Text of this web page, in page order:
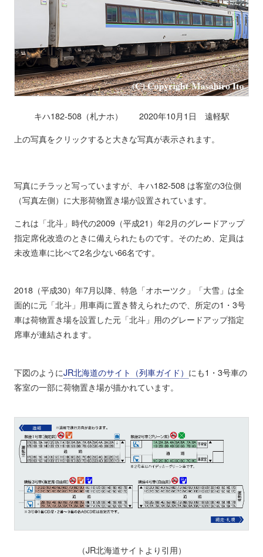
キハ182-508（札ナホ） 2020年10月1日 遠軽駅
上の写真をクリックすると大きな写真が表示されます。
写真にチラッと写っていますが、キハ182-508 は客室の3位側
（写真左側）に大形荷物置き場が設置されています。
これは「北斗」時代の2009（平成21）年2月のグレードアップ
指定席化改造のときに備えられたものです。そのため、定員は
未改造車に比べて2名少ない66名です。
2018（平成30）年7月以降、特急「オホーツク」「大雪」は全
面的に元「北斗」用車両に置き替えられたので、所定の1・3号
車は荷物置き場を設置した元「北斗」用のグレードアップ指定
席車が連結されます。
下図のようにJR北海道のサイト（列車ガイド） にも1・3号車の
客室の一部に荷物置き場が描かれています。
（JR北海道サイトより引用）